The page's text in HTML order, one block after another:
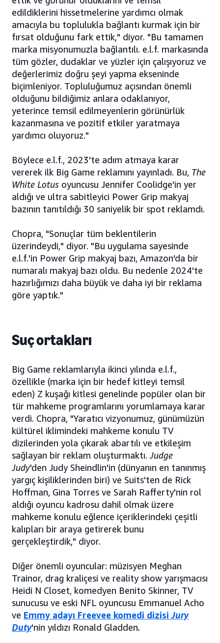
edildiklerini hissetmelerine yardımcı olmak
amacıyla bu toplulukla bağlantı kurmak için bir
fırsat olduğunu fark ettik," diyor. "Bu tamamen
marka misyonumuzla bağlantılı. e.l.f. markasında
tüm gözler, dudaklar ve yüzler için çalışıyoruz ve
değerlerimiz doğru şeyi yapma ekseninde
biçimleniyor. Topluluğumuz açısından önemli
olduğunu bildiğimiz anlara odaklanıyor,
yeterince temsil edilmeyenlerin görünürlük
kazanmasına ve pozitif etkiler yaratmaya
yardımcı oluyoruz."
Böylece e.l.f., 2023'te adım atmaya karar
vererek ilk Big Game reklamını yayınladı. Bu, The
White Lotus oyuncusu Jennifer Coolidge'in yer
aldığı ve ultra sabitleyici Power Grip makyaj
bazının tanıtıldığı 30 saniyelik bir spot reklamdı.
Chopra, "Sonuçlar tüm beklentilerin
üzerindeydi," diyor. "Bu uygulama sayesinde
e.l.f.'in Power Grip makyaj bazı, Amazon'da bir
numaralı makyaj bazı oldu. Bu nedenle 2024'te
hazırlığımızı daha büyük ve daha iyi bir reklama
göre yaptık."
Suç ortakları
Big Game reklamlarıyla ikinci yılında e.l.f.,
özellikle (marka için bir hedef kitleyi temsil
eden) Z kuşağı kitlesi genelinde popüler olan bir
tür mahkeme programlarını yorumlamaya karar
verdi. Chopra, "Yaratıcı vizyonumuz, günümüzün
kültürel iklimindeki mahkeme konulu TV
dizilerinden yola çıkarak abartılı ve etkileşim
sağlayan bir reklam oluşturmaktı.Judge
Judy'den Judy Sheindlin'in (dünyanın en tanınmış
yargıç kişiliklerinden biri) ve Suits'ten de Rick
Hoffman, Gina Torres ve Sarah Rafferty'nin rol
aldığı oyuncu kadrosu dahil olmak üzere
mahkeme konulu eğlence içeriklerindeki çeşitli
kalıpları bir araya getirerek bunu
gerçekleştirdik," diyor.
Diğer önemli oyuncular: müzisyen Meghan
Trainor, drag kraliçesi ve reality show yarışmacısı
Heidi N Closet, komedyen Benito Skinner, TV
sunucusu ve eski NFL oyuncusu Emmanuel Acho
ve Emmy adayı Freevee komedi dizisiJury
Duty'nin yıldızı Ronald Gladden.